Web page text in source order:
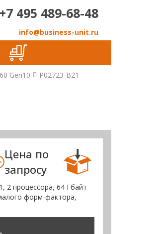
+7 495 489-68-48
info@business-unit.ru
Gen10 P02723-B21
Цена по
запросу
2 процессора, 64 Гбайт
форм-фактора,